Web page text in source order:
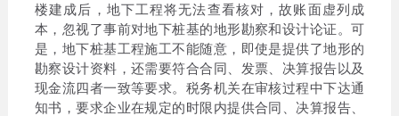
楼建成后，地下工程将无法查看核对，故账面虚列成
本，忽视了事前对地下桩基的地形勘察和设计论证。可
是，地下桩基工程施工不能随意，即使是提供了地形的
勘察设计资料，还需要符合合同、发票、决算报告以及
现金流四者一致等要求。税务机关在审核过程中下达通
知书，要求企业在规定的时限内提供合同、决算报告、